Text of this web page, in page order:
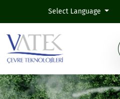
Select Language